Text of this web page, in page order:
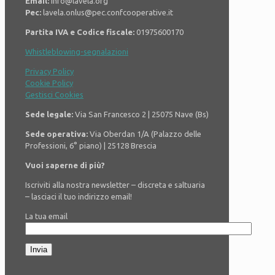
Pec: lavela.onlus@pec.confcooperative.it
Partita IVA e Codice fiscale: 01975600170
Whistleblowing-segnalazioni
Privacy Policy
Cookie Policy
Gestisci Cookies
Sede legale: Via San Francesco 2 | 25075 Nave (Bs)
Sede operativa: Via Oberdan 1/A (Palazzo delle
Professioni, 6° piano) | 25128 Brescia
Vuoi saperne di più?
Iscriviti alla nostra newsletter – discreta e saltuaria
– lasciaci il tuo indirizzo email!
La tua email